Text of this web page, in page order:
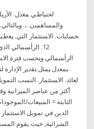
اﺤﺘﻴﺎطﻲ ﻤﻌدل.
واﻟﻤﺴﺎﻫﻤﻴن. ،.
12. ﺍﻟﺭﺃﺴﻤﺎﻟﻲ
ﺍﻟﺭﺃﺴﻤﺎﻟﻲ ﻭﺘﺤﺴﺏ ﻓﺘﺭﺓ
ﺒﻤﻌﺩل ﻴﻤﺜل ﺘﻘﺩﻴﺭ ﺍﻹﺩﺍﺭﺓ
ﻟﻌﺎﺌﺩ. ﺍﻻﺴﺘﺜﻤﺎﺭ. النسب
أكثر من عناصر
الثابتة = المبيعات/
الدين في تمويل
الشرائية, حيث يقوم